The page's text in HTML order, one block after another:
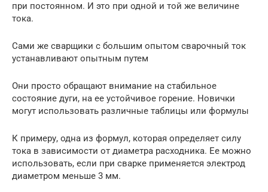
при постоянном. И это при одной и той же величине
тока.
Сами же сварщики с большим опытом сварочный ток
устанавливают опытным путем
Они просто обращают внимание на стабильное
состояние дуги, на ее устойчивое горение. Новички
могут использовать различные таблицы или формулы
К примеру, одна из формул, которая определяет силу
тока в зависимости от диаметра расходника. Ее можно
использовать, если при сварке применяется электрод
диаметром меньше 3 мм.